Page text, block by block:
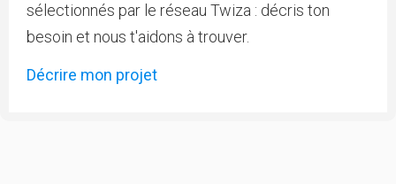
sélectionnés par le réseau Twiza : décris ton
besoin et nous t'aidons à trouver.
Décrire mon projet